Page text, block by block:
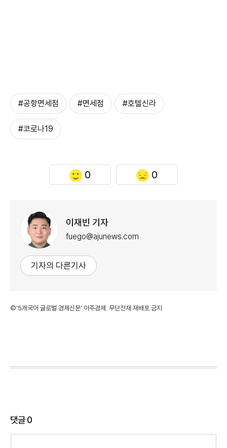
#공항면세점 #면세점 #호텔신라
#코로나19
0 0
이재빈 기자
fuego@ajunews.com
기자의 다른기사
©'5개국어 글로벌 경제신문' 아주경제. 무단전재·재배포 금지
댓글0